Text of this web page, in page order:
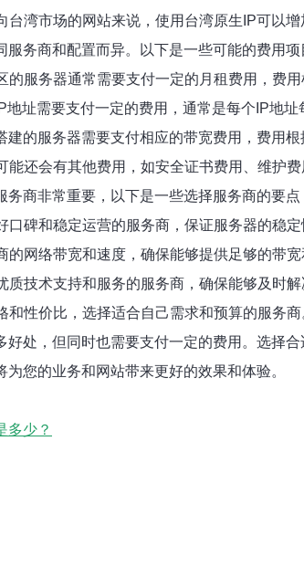
台湾市场的网站来说，使用台湾原生IP可以
务商和配置而异。以下是一些可能的费用项
的服务器通常需要支付一定的月租费用，费
地址需要支付一定的费用，通常是每个IP地址
的服务器需要支付相应的带宽费用，费用根
还会有其他费用，如安全证书费用、维护费
商非常重要，以下是一些选择服务商的要点
碑和稳定运营的服务商，保证服务器的稳定
的网络带宽和速度，确保能够提供足够的带宽
技术支持和服务的服务商，确保能够及时解
性价比，选择适合自己需求和预算的服务商
好处，但同时也需要支付一定的费用。选择
您的业务和网站带来更好的效果和体验。
多少？